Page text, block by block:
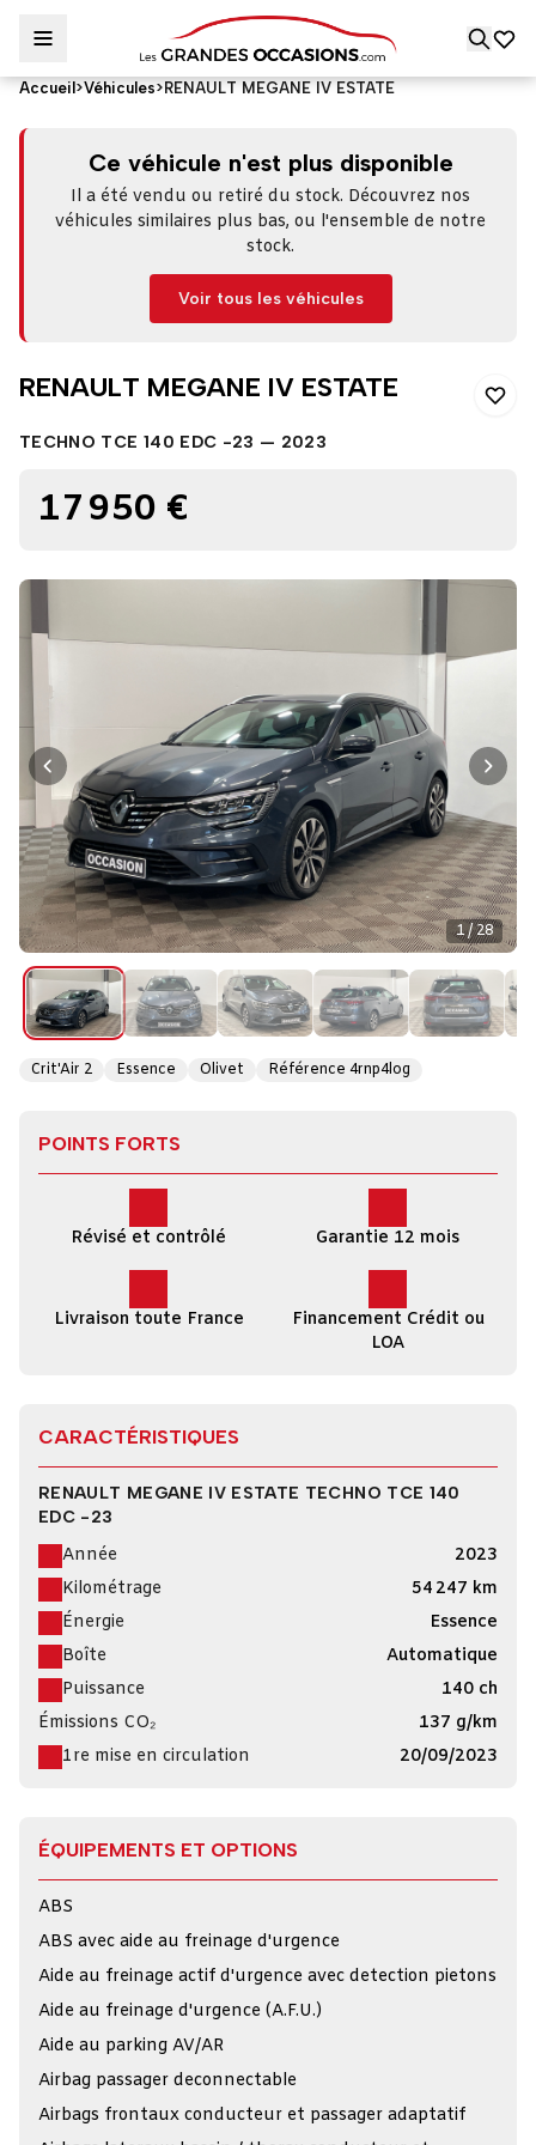
Accueil >Véhicules> RENAULT MEGANE IV ESTATE
RENAULT MEGANE IV ESTATE
Ce véhicule n'est plus disponible
Il a été vendu ou retiré du stock. Découvrez nos
véhicules similaires plus bas, ou l'ensemble de notre
stock.
Voir tous les véhicules
RENAULT MEGANE IV ESTATE
TECHNO TCE 140 EDC -23 — 2023
17 950 €
1 / 28
Crit'Air 2 Essence Olivet Référence 4rnp4log
POINTS FORTS
Révisé et contrôlé Garantie 12 mois
Livraison toute France
Financement Crédit ou
LOA
CARACTÉRISTIQUES
RENAULT MEGANE IV ESTATE TECHNO TCE 140
EDC -23
Année
2023
Kilométrage
54 247 km
Énergie
Essence
Boîte
Automatique
Puissance
140 ch
Émissions CO₂
137 g/km
1re mise en circulation
20/09/2023
ÉQUIPEMENTS ET OPTIONS
ABS
ABS avec aide au freinage d'urgence
Aide au freinage actif d'urgence avec detection pietons
Aide au freinage d'urgence (A.F.U.)
Aide au parking AV/AR
Airbag passager deconnectable
Airbags frontaux conducteur et passager adaptatif